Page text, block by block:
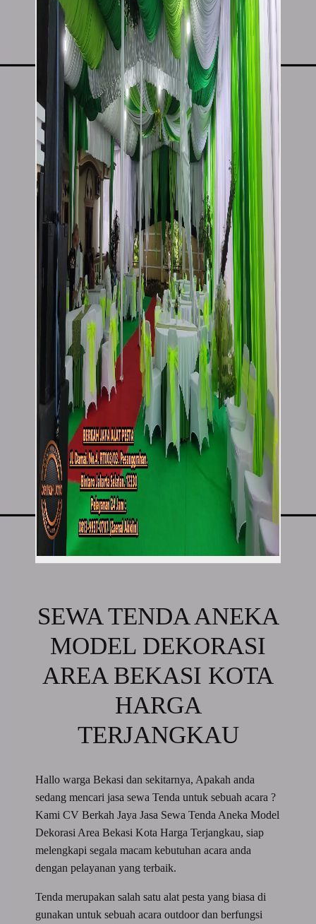
SEWA TENDA ANEKA
MODEL DEKORASI
AREA BEKASI KOTA
HARGA
TERJANGKAU
Hallo warga Bekasi dan sekitarnya, Apakah anda
sedang mencari jasa sewa Tenda untuk sebuah acara ?
Kami CV Berkah Jaya Jasa Sewa Tenda Aneka Model
Dekorasi Area Bekasi Kota Harga Terjangkau, siap
melengkapi segala macam kebutuhan acara anda
dengan pelayanan yang terbaik.
Tenda merupakan salah satu alat pesta yang biasa di
gunakan untuk sebuah acara outdoor dan berfungsi